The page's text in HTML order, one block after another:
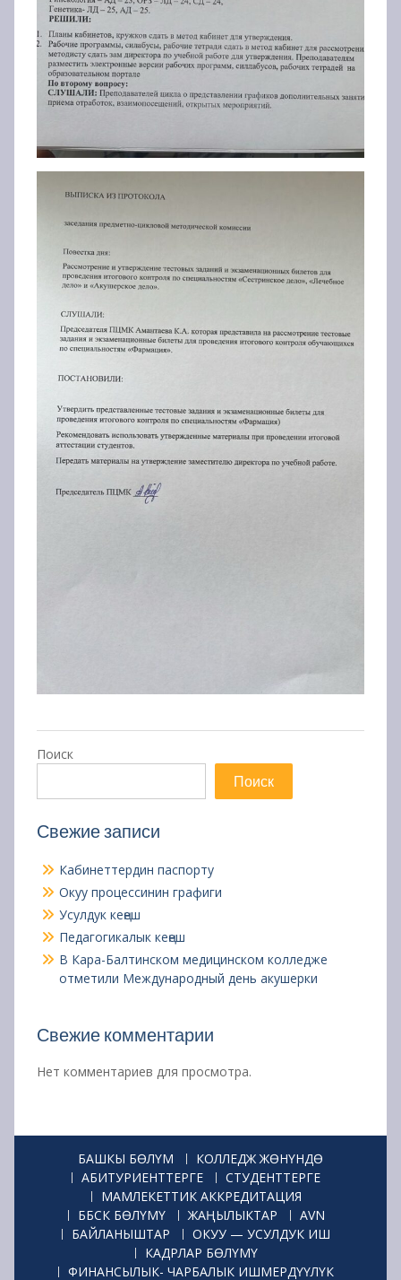
Поиск
Поиск
Свежие записи
Кабинеттердин паспорту
Окуу процессинин графиги
Усулдук кеңеш
Педагогикалык кеңеш
В Кара-Балтинском медицинском колледже
отметили Международный день акушерки
Свежие комментарии
Нет комментариев для просмотра.
БАШКЫ БӨЛҮМ
КОЛЛЕДЖ ЖӨНҮНДӨ
АБИТУРИЕНТТЕРГЕ
СТУДЕНТТЕРГЕ
МАМЛЕКЕТТИК АККРЕДИТАЦИЯ
ББСК БӨЛҮМҮ
ЖАҢЫЛЫКТАР
AVN
БАЙЛАНЫШТАР
ОКУУ — УСУЛДУК ИШ
КАДРЛАР БӨЛҮМҮ
ФИНАНСЫЛЫК- ЧАРБАЛЫК ИШМЕРДҮҮЛҮК